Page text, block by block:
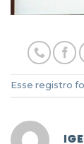
Esse registro